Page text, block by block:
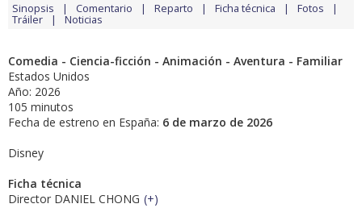
Sinopsis Comentario Reparto Ficha técnica Fotos
Tráiler Noticias
Comedia - Ciencia-ficción - Animación - Aventura - Familiar
Estados Unidos
Año: 2026
105 minutos
Fecha de estreno en España: 6 de marzo de 2026
Disney
Ficha técnica
Director DANIEL CHONG (+)